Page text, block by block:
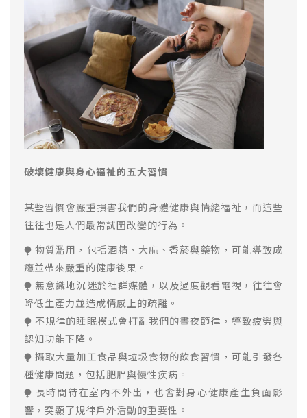
破壞健康與身心福祉的五大習慣
某些習慣會嚴重損害我們的身體健康與情緒福祉，而這些
往往也是人們最常試圖改變的行為。
⧭ 物質濫用，包括酒精、大麻、香菸與藥物，可能導致成
癮並帶來嚴重的健康後果。
⧭ 無意識地沉迷於社群媒體，以及過度觀看電視，往往會
降低生產力並造成情感上的疏離。
⧭ 不規律的睡眠模式會打亂我們的晝夜節律，導致疲勞與
認知功能下降。
⧭ 攝取大量加工食品與垃圾食物的飲食習慣，可能引發各
種健康問題，包括肥胖與慢性疾病。
⧭ 長時間待在室內不外出，也會對身心健康產生負面影
響，突顯了規律戶外活動的重要性。